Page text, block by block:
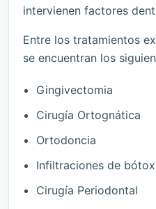
intervienen factores
Entre los tratamientos
se encuentran los
Gingivectomia
Cirugía Ortognática
Ortodoncia
Infiltraciones de bótox
Cirugía Periodontal